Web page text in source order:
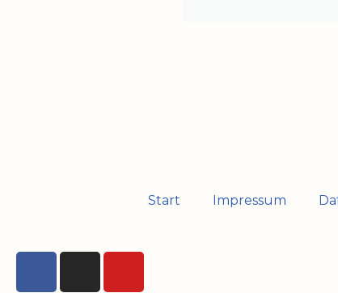
Start Impressum